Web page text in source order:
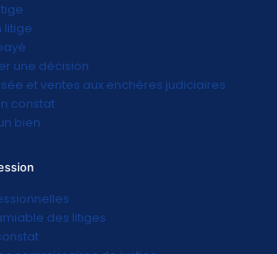
litige
une décision
et ventes aux enchères judiciaires
constat
bien
des litiges